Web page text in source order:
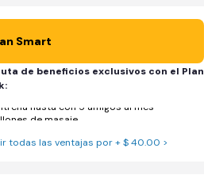
Smart
de beneficios exclusivos con el Plan
hasta con 5 amigos al mes
de masaje
todas las ventajas por + $ 40.00 >